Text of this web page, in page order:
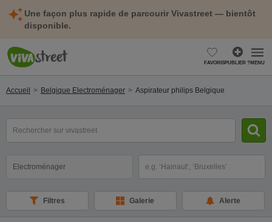
Une façon plus rapide de parcourir Vivastreet — bientôt
disponible.
FAVORISPUBLIER ?MENU
Accueil Belgique Electroménager Aspirateur philips Belgique
clé(s)
Filtres Galerie Alerte